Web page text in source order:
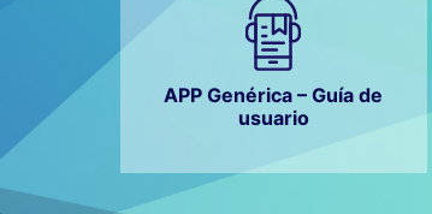
APP Genérica – Guía de
usuario